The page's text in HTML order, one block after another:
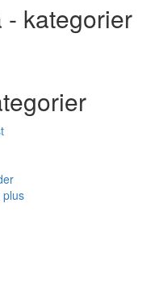
- kategorier
plus